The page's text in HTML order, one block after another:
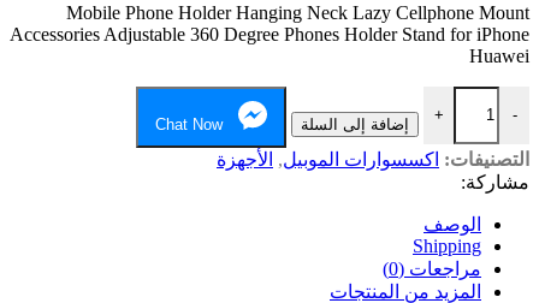
Mobile Phone Holder Hanging Neck Lazy Cellphone Mount
Accessories Adjustable 360 Degree Phones Holder Stand for iPhone
Huawei
-
+ إضافة إلى السلة Chat Now
التصنيفات: اكسسوارات الموبيل, الأجهزة
مشاركة:
الوصف
Shipping
مراجعات (0)
المزيد من المنتجات